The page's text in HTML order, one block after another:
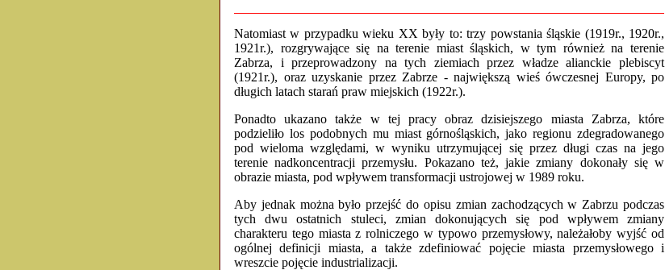
Natomiast w przypadku wieku XX były to: trzy powstania śląskie (1919r., 1920r.,
1921r.), rozgrywające się na terenie miast śląskich, w tym również na terenie
Zabrza, i przeprowadzony na tych ziemiach przez władze alianckie plebiscyt
(1921r.), oraz uzyskanie przez Zabrze - największą wieś ówczesnej Europy, po
długich latach starań praw miejskich (1922r.).
Ponadto ukazano także w tej pracy obraz dzisiejszego miasta Zabrza, które
podzieliło los podobnych mu miast górnośląskich, jako regionu zdegradowanego
pod wieloma względami, w wyniku utrzymującej się przez długi czas na jego
terenie nadkoncentracji przemysłu. Pokazano też, jakie zmiany dokonały się w
obrazie miasta, pod wpływem transformacji ustrojowej w 1989 roku.
Aby jednak można było przejść do opisu zmian zachodzących w Zabrzu podczas
tych dwu ostatnich stuleci, zmian dokonujących się pod wpływem zmiany
charakteru tego miasta z rolniczego w typowo przemysłowy, należałoby wyjść od
ogólnej definicji miasta, a także zdefiniować pojęcie miasta przemysłowego i
wreszcie pojęcie industrializacji.